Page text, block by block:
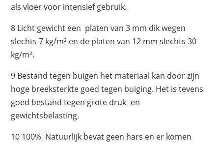
als vloer voor intensief gebruik.
8 Licht gewicht een platen van 3 mm dik wegen
slechts 7 kg/m² en de platen van 12 mm slechts 30
kg/m².
9 Bestand tegen buigen het materiaal kan door zijn
hoge breeksterkte goed tegen buiging. Het is tevens
goed bestand tegen grote druk- en
gewichtsbelasting.
10 100% Natuurlijk bevat geen hars en er komen